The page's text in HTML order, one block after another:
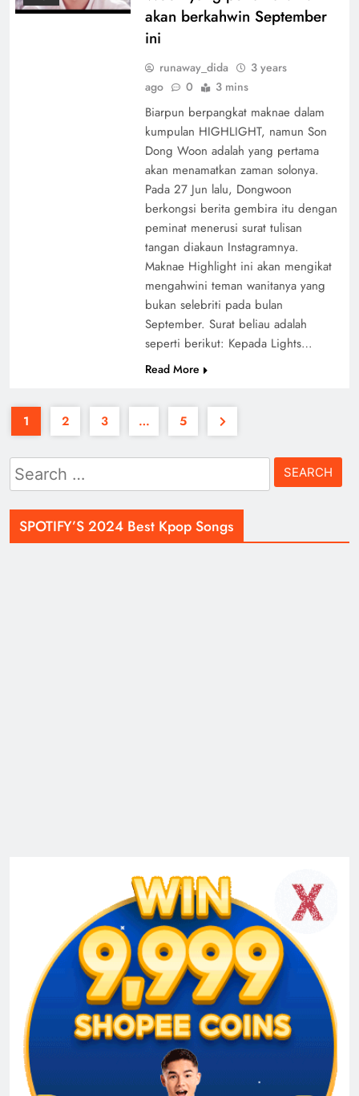
akan berkahwin September
ini
runaway_dida
3 years
ago
0 3 mins
Biarpun berpangkat maknae dalam
kumpulan HIGHLIGHT, namun Son
Dong Woon adalah yang pertama
akan menamatkan zaman solonya.
Pada 27 Jun lalu, Dongwoon
berkongsi berita gembira itu dengan
peminat menerusi surat tulisan
tangan diakaun Instagramnya.
Maknae Highlight ini akan mengikat
mengahwini teman wanitanya yang
bukan selebriti pada bulan
September. Surat beliau adalah
seperti berikut: Kepada Lights…
Read More
1 2 3 … 5
Search
for:
SPOTIFY’S 2024 Best Kpop Songs